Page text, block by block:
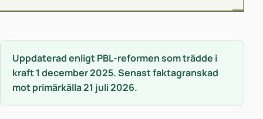
Uppdaterad enligt PBL-reformen som trädde i
kraft 1 december 2025. Senast faktagranskad
mot primärkälla 21 juli 2026.